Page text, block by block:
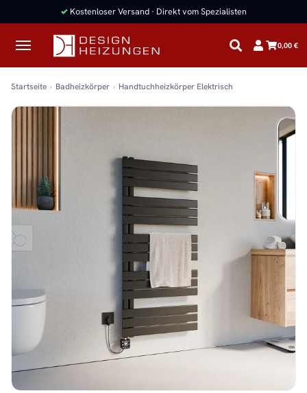
✓ Kostenloser Versand · Direkt vom Spezialisten
0,00 €
Startseite Badheizkörper Handtuchheizkörper Elektrisch